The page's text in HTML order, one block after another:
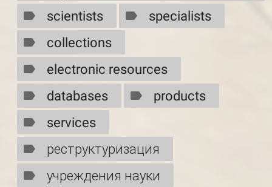
scientists
specialists
collections
electronic resources
databases
products
services
реструктуризация
учреждения науки